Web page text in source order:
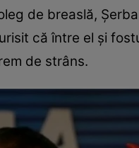
de breaslă,
că între el și
de strâns.